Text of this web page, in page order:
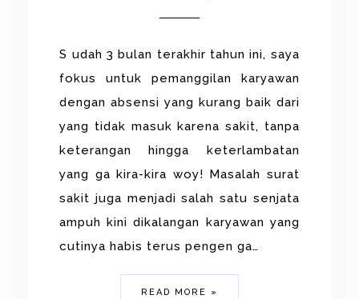
S udah 3 bulan terakhir tahun ini, saya
fokus untuk pemanggilan karyawan
dengan absensi yang kurang baik dari
yang tidak masuk karena sakit, tanpa
keterangan hingga keterlambatan
yang ga kira-kira woy! Masalah surat
sakit juga menjadi salah satu senjata
ampuh kini dikalangan karyawan yang
cutinya habis terus pengen ga…
READ MORE »